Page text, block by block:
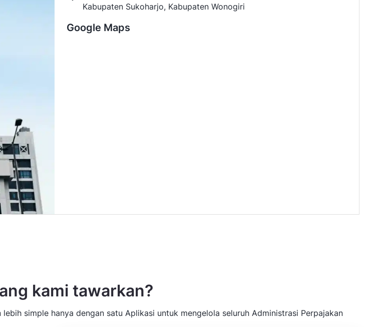
Kabupaten Sukoharjo, Kabupaten Wonogiri
Google Maps
kami tawarkan?
simple hanya dengan satu Aplikasi untuk mengelola seluruh Administrasi Perpajakan